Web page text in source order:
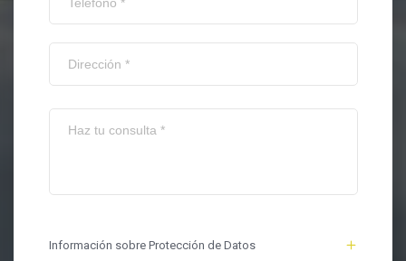
Información sobre Protección de Datos